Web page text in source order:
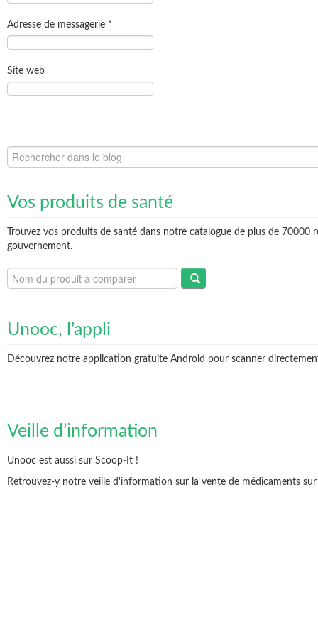
Adresse de messagerie *
Site web
Vos produits de santé
Trouvez vos produits de santé dans notre catalogue de plus de
gouvernement.
Unooc, l’appli
Découvrez notre application gratuite Android pour scanner
Veille d’information
Unooc est aussi sur Scoop-It !
Retrouvez-y notre veille d'information sur la vente de médicaments